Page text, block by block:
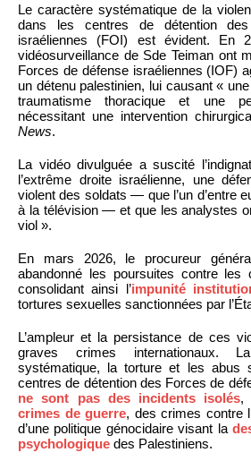
Le caractère systématique de la
dans les centres de détention
israéliennes (FOI) est évident. En
vidéosurveillance de Sde Teiman ont
Forces de défense israéliennes (IOF)
un détenu palestinien, lui causant «
traumatisme thoracique et une
nécessitant une intervention
News.
La vidéo divulguée a suscité
l’extrême droite israélienne, une
violent des soldats — que l’un d’entre
à la télévision — et que les analystes
viol ».
En mars 2026, le procureur
abandonné les poursuites contre les
consolidant ainsi l’impunité
tortures sexuelles sanctionnées par
L’ampleur et la persistance de ces
graves crimes internationaux.
systématique, la torture et les abus
centres de détention des Forces de
ne sont pas des incidents isolés,
crimes de guerre, des crimes contre
d’une politique génocidaire visant la
psychologique des Palestiniens.